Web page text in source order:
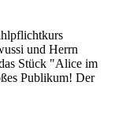
und Herrn
Stück "Alice im
Publikum! Der